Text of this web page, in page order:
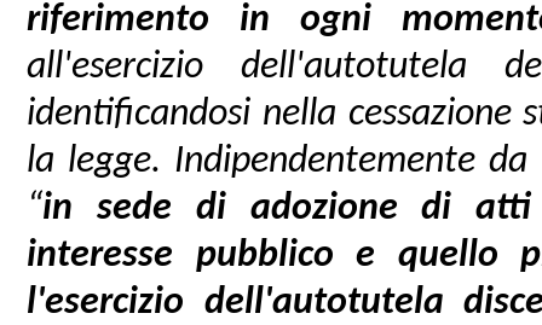
riferimento in ogni
all'esercizio dell'autotutela
identificandosi nella
la legge. Indipendentemente
“in sede di adozione di
interesse pubblico e quello
l'esercizio dell'autotutela